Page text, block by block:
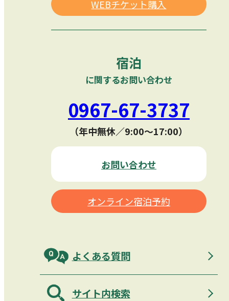
WEBチケット購入
宿泊
に関するお問い合わせ
0967-67-3737
（年中無休／9:00〜17:00）
お問い合わせ
オンライン宿泊予約
よくある質問
サイト内検索